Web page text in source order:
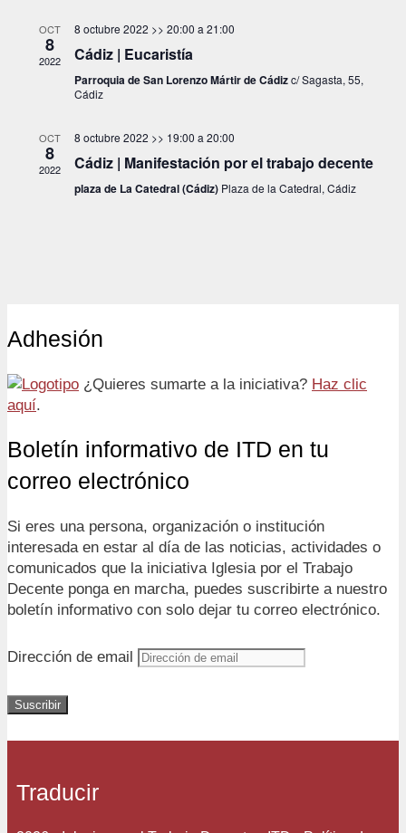
OCT
8
2022
8 octubre 2022 >> 20:00 a 21:00
Cádiz | Eucaristía
Parroquia de San Lorenzo Mártir de Cádizc/ Sagasta, 55,
Cádiz
OCT
8
2022
8 octubre 2022 >> 19:00 a 20:00
Cádiz | Manifestación por el trabajo decente
plaza de La Catedral (Cádiz) Plaza de la Catedral, Cádiz
Adhesión
¿Quieres sumarte a la iniciativa? Haz clic
aquí.
Boletín informativo de ITD en tu
correo electrónico
Si eres una persona, organización o institución
interesada en estar al día de las noticias, actividades o
comunicados que la iniciativa Iglesia por el Trabajo
Decente ponga en marcha, puedes suscribirte a nuestro
boletín informativo con solo dejar tu correo electrónico.
Dirección de email
Suscribir
Traducir